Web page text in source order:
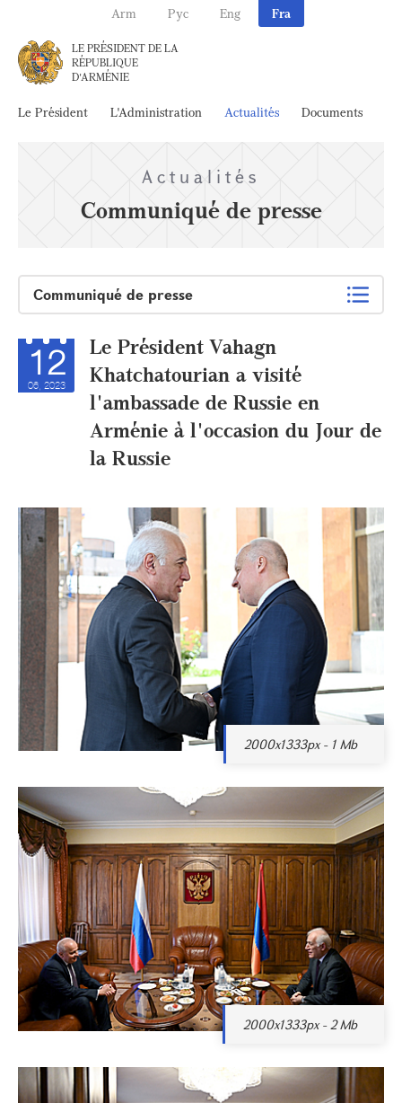
Arm Рус Eng Fra
LE PRÉSIDENT DE LA
RÉPUBLIQUE
D'ARMÉNIE
Le Président L'Administration Actualités Documents
Actualités
Communiqué de presse
Communiqué de presse
12
06, 2023
Le Président Vahagn
Khatchatourian a visité
l'ambassade de Russie en
Arménie à l'occasion du Jour de
la Russie
2000x1333px - 1 Mb
2000x1333px - 2 Mb